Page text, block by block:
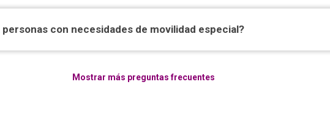
personas con necesidades de movilidad especial?
Mostrar más preguntas frecuentes